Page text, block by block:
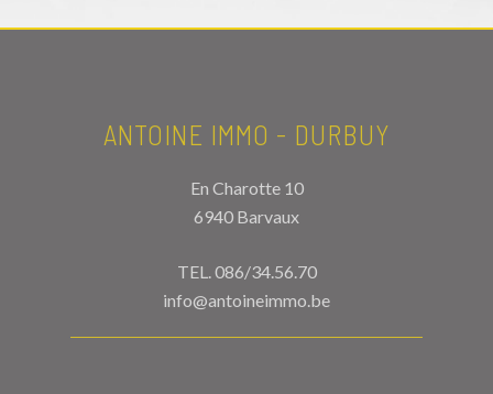
ANTOINE IMMO - DURBUY
En Charotte 10
6940 Barvaux
TEL.086/34.56.70
info@antoineimmo.be